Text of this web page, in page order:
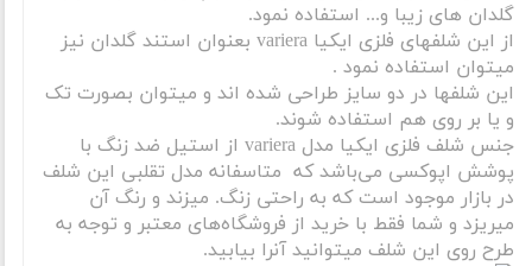
گلدان های زیبا و... استفاده نمود.
از این شلفهای فلزی ایکیا variera بعنوان استند گلدان نیز
میتوان استفاده نمود .
این شلفها در دو سایز طراحی شده اند و میتوان بصورت تک
و یا بر روی هم استفاده شوند.
جنس شلف فلزی ایکیا مدل variera از استیل ضد زنگ با
پوشش اپوکسی می‌باشد که متاسفانه مدل تقلبی این شلف
در بازار موجود است که به راحتی زنگ. میزند و رنگ آن
میریزد و شما فقط با خرید از فروشگاه‌های معتبر و توجه به
طرح روی این شلف میتوانید آنرا بیابید.